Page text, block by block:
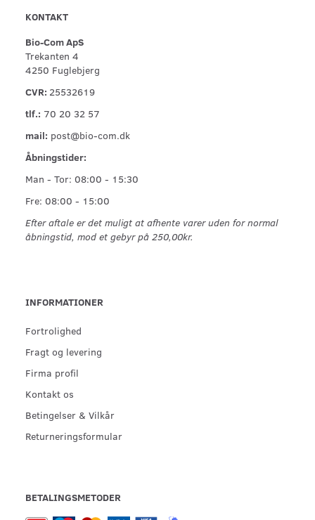
KONTAKT
Bio-Com ApS
Trekanten 4
4250 Fuglebjerg
CVR: 25532619
tlf.: 70 20 32 57
mail: post@bio-com.dk
Åbningstider:
Man - Tor: 08:00 - 15:30
Fre: 08:00 - 15:00
Efter aftale er det muligt at afhente varer uden for normal
åbningstid, mod et gebyr på 250,00kr.
INFORMATIONER
Fortrolighed
Fragt og levering
Firma profil
Kontakt os
Betingelser & Vilkår
Returneringsformular
BETALINGSMETODER